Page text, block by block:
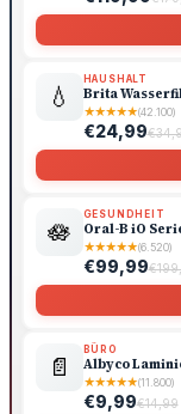
💧
HAUSHALT
Brita
★★★★★(42.100)
€24,99
🪷
GESUNDHEIT
Oral-B iO
★★★★★(6.520)
€99,99
📄
BÜRO
Albyco
★★★★★(11.800)
€9,99€14,99